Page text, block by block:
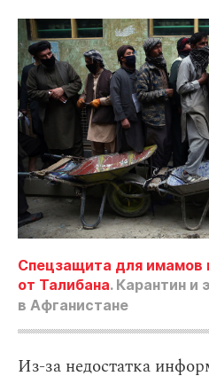
Спецзащита для имамов
от Талибана. Карантин и
в Афганистане
Из-за недостатка